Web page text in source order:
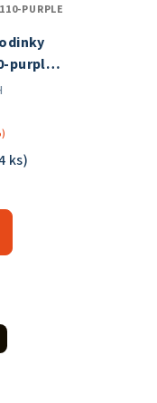
purple
ks)
PURPLE